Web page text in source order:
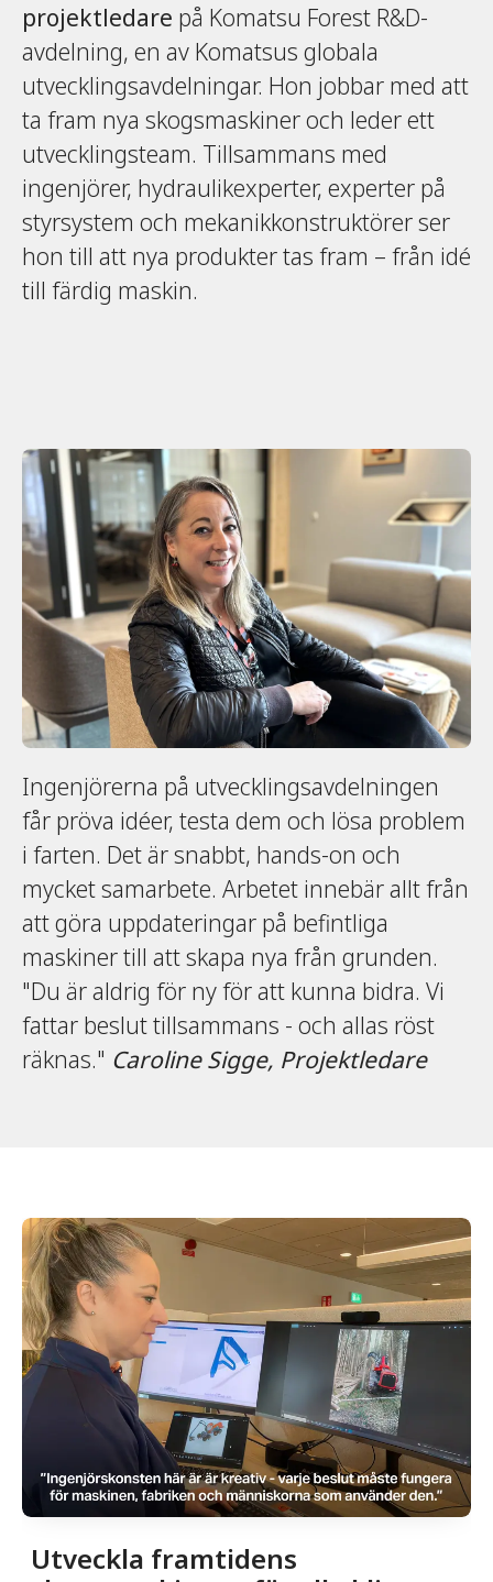
projektledare på Komatsu Forest R&D-
avdelning, en av Komatsus globala
utvecklingsavdelningar. Hon jobbar med att
ta fram nya skogsmaskiner och leder ett
utvecklingsteam. Tillsammans med
ingenjörer, hydraulikexperter, experter på
styrsystem och mekanikkonstruktörer ser
hon till att nya produkter tas fram – från idé
till färdig maskin.
Ingenjörerna på utvecklingsavdelningen
får pröva idéer, testa dem och lösa problem
i farten. Det är snabbt, hands-on och
mycket samarbete. Arbetet innebär allt från
att göra uppdateringar på befintliga
maskiner till att skapa nya från grunden.
"Du är aldrig för ny för att kunna bidra. Vi
fattar beslut tillsammans - och allas röst
räknas." Caroline Sigge, Projektledare
Utveckla framtidens